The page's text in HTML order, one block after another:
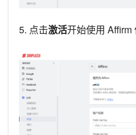
5. 点击激活开始使用 Affirm